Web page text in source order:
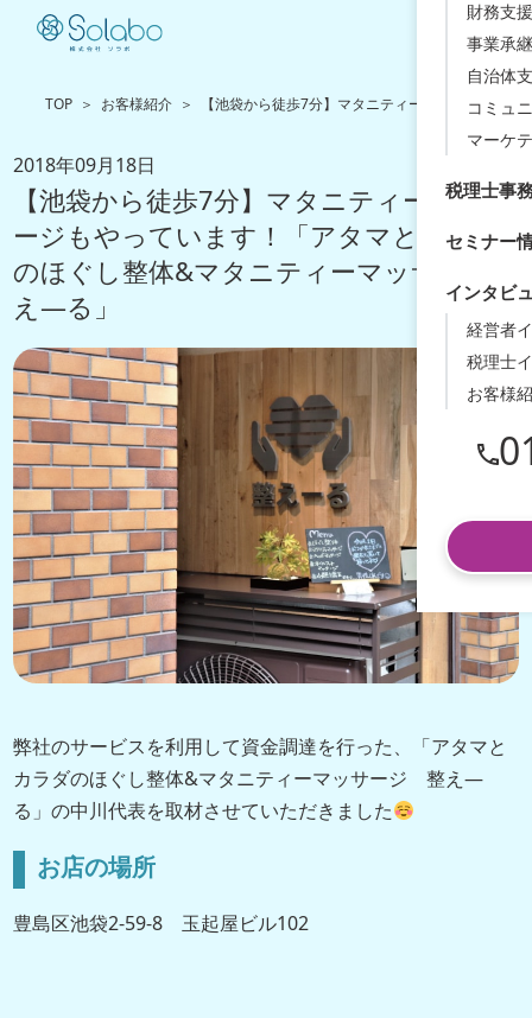
財務支
事業承
自治体
コミュ
マーケ
税理士事
セミナー
インタビ
経営者
税理士
お客様
TOP お客様紹介 【池袋から徒歩7分】マタニティーマッサージも
2018年09月18日
【池袋から徒歩7分】マタニティーマッサ
ージもやっています！「アタマとカラダ
のほぐし整体&マタニティーマッサージ整
え―る」
弊社のサービスを利用して資金調達を行った、「アタマと
カラダのほぐし整体&マタニティーマッサージ 整え―
る」の中川代表を取材させていただきました
お店の場所
豊島区池袋2-59-8 玉起屋ビル102